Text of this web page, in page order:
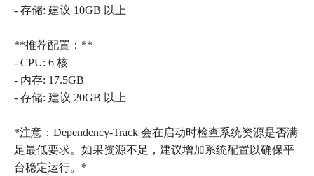
- 存储: 建议 10GB 以上
**推荐配置：**
- CPU: 6 核
- 内存: 17.5GB
- 存储: 建议 20GB 以上
*注意：Dependency-Track 会在启动时检查系统资源是否满
足最低要求。如果资源不足，建议增加系统配置以确保平